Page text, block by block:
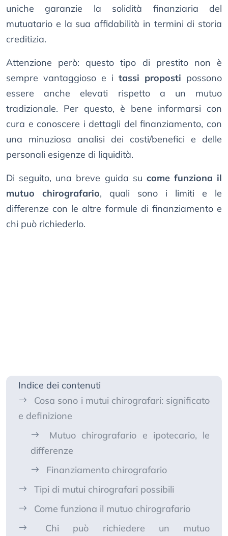
uniche garanzie la solidità finanziaria del
mutuatario e la sua affidabilità in termini di storia
creditizia.
Attenzione però: questo tipo di prestito non è
sempre vantaggioso e i tassi proposti possono
essere anche elevati rispetto a un mutuo
tradizionale. Per questo, è bene informarsi con
cura e conoscere i dettagli del finanziamento, con
una minuziosa analisi dei costi/benefici e delle
personali esigenze di liquidità.
Di seguito, una breve guida su come funziona il
mutuo chirografario, quali sono i limiti e le
differenze con le altre formule di finanziamento e
chi può richiederlo.
Indice dei contenuti
Cosa sono i mutui chirografari: significato
e definizione
Mutuo chirografario e ipotecario, le
differenze
Finanziamento chirografario
Tipi di mutui chirografari possibili
Come funziona il mutuo chirografario
Chi può richiedere un mutuo